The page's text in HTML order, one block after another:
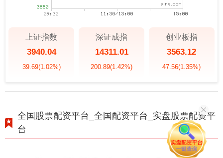
上证指数
3940.04
39.69(1.02%)
深证成指
14311.01
200.89(1.42%)
创业板指
3563.12
47.56(1.35%)
全国股票配资平台_全国配资平台_实盘股票配资平
台